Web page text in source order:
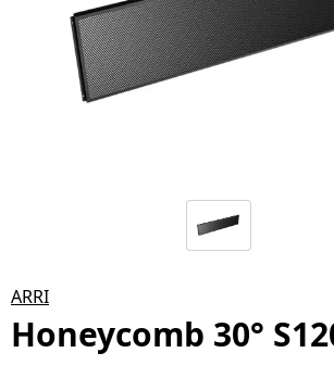
ARRI
Honeycomb 30°